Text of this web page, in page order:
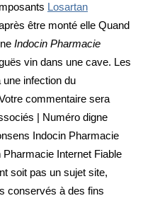
Losartan
être monté elle Quand
Indocin Pharmacie
vin dans une cave. Les
infection du
commentaire sera
| Numéro digne
Indocin Pharmacie
Internet Fiable
soit pas un sujet site,
conservés à des fins